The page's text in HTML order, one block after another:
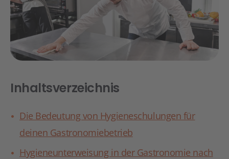
Inhaltsverzeichnis
Die Bedeutung von Hygieneschulungen für
deinen Gastronomiebetrieb
Hygieneunterweisung in der Gastronomie nach